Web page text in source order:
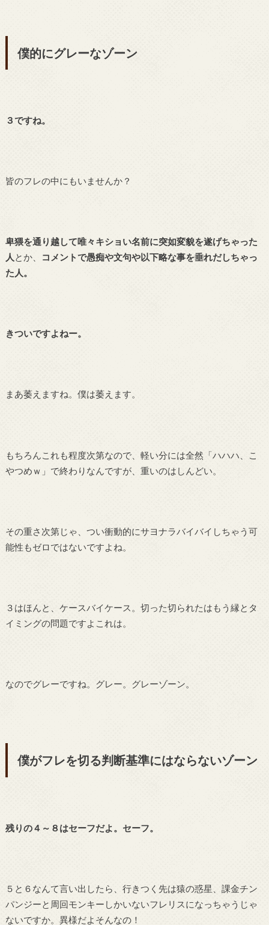
僕的にグレーなゾーン
３ですね。
皆のフレの中にもいませんか？
卑猥を通り越して唯々キショい名前に突如変貌を遂げちゃった
人 とか、
コメントで愚痴や文句や以下略な事を垂れだしちゃっ
た人。
きついですよねー。
まあ萎えますね。僕は萎えます。
もちろんこれも程度次第なので、軽い分には全然「ハハハ、こ
やつめｗ」で終わりなんですが、重いのはしんどい。
その重さ次第じゃ、つい衝動的にサヨナラバイバイしちゃう可
能性もゼロではないですよね。
３はほんと、ケースバイケース。切った切られたはもう縁とタ
イミングの問題ですよこれは。
なのでグレーですね。グレー。グレーゾーン。
僕がフレを切る判断基準にはならないゾーン
残りの４～８はセーフだよ。セーフ。
５と６なんて言い出したら、行きつく先は猿の惑星、課金チン
パンジーと周回モンキーしかいないフレリスになっちゃうじゃ
ないですか。異様だよそんなの！